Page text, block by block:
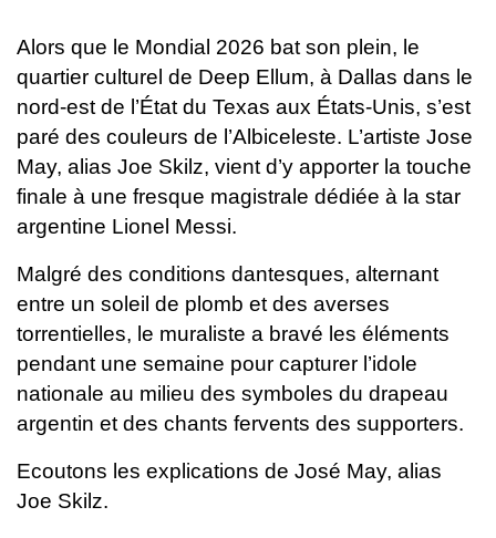
Alors que le Mondial 2026 bat son plein, le
quartier culturel de Deep Ellum, à Dallas dans le
nord-est de l’État du Texas aux États-Unis, s’est
paré des couleurs de l’Albiceleste. L’artiste Jose
May, alias Joe Skilz, vient d’y apporter la touche
finale à une fresque magistrale dédiée à la star
argentine Lionel Messi.
Malgré des conditions dantesques, alternant
entre un soleil de plomb et des averses
torrentielles, le muraliste a bravé les éléments
pendant une semaine pour capturer l’idole
nationale au milieu des symboles du drapeau
argentin et des chants fervents des supporters.
Ecoutons les explications de José May, alias
Joe Skilz.